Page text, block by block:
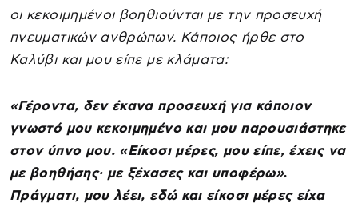
οι κεκοιμημένοι βοηθιούνται με την προσευχή
πνευματικών ανθρώπων. Κάποιος ήρθε στο
Καλύβι και μου είπε με κλάματα:
«Γέροντα, δεν έκανα προσευχή για κάποιον
γνωστό μου κεκοιμημένο και μου παρουσιάστηκε
στον ύπνο μου. «Είκοσι μέρες, μου είπε, έχεις να
με βοηθήσης· με ξέχασες και υποφέρω».
Πράγματι, μου λέει, εδώ και είκοσι μέρες είχα